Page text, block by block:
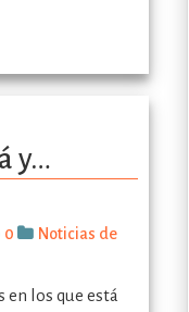
y…
0
Noticias de
los que está